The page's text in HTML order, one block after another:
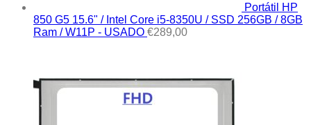
Portátil HP
850 G5 15.6" / Intel Core i5-8350U / SSD 256GB / 8GB
Ram / W11P - USADO €289,00